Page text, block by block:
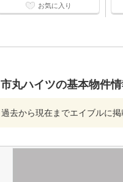
お気に入り
市丸ハイツの基本物件
過去から現在までエイブルに